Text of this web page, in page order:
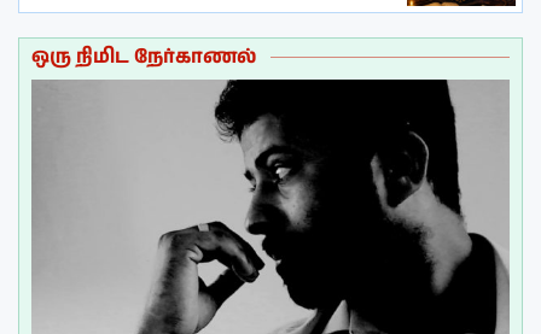
ஒரு நிமிட நேர்காணல்